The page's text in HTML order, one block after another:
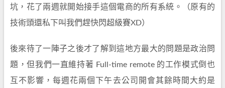
坑，花了兩週就開始接手這個電商的所有系統。（原有的
技術頭還私下叫我們趕快閃超級賽XD）
後來待了一陣子之後才了解到這地方最大的問題是政治問
題，但我們一直維持著 Full-time remote 的工作模式倒也
互不影響，每週花兩個下午去公司開會其餘時間大約是